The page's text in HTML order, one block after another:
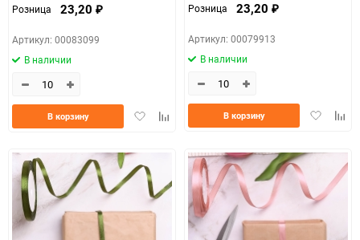
Розница 23,20 ₽
Артикул: 00083099
В наличии
ДобавитьДобавить
В корзину
Розница 23,20 ₽
Артикул: 00079913
В наличии
Добавить
В корзину